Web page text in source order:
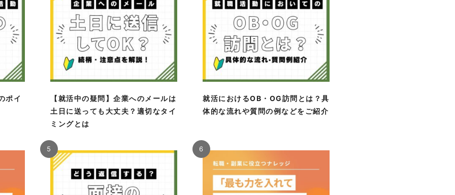
ポイ
【就活中の疑問】企業へのメールは
土日に送っても大丈夫？適切なタイ
ミングとは
就活におけるOB・OG訪問とは？具
体的な流れや質問の例などをご紹介
5 6